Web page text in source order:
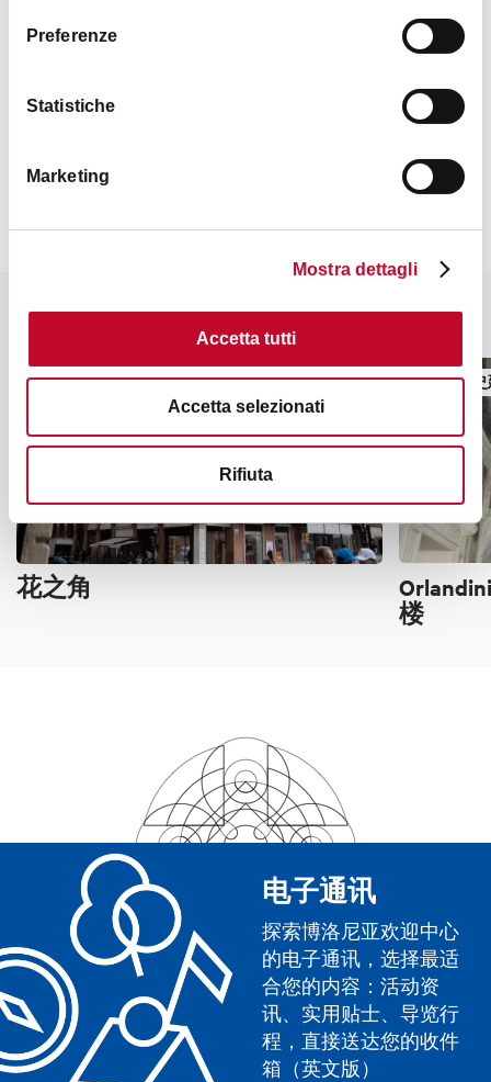
Preferenze
Statistiche
Marketing
Mostra dettagli
Accetta tutti
Accetta selezionati
Rifiuta
联系方式
你也许会对这些感兴趣
塔、历史建筑
花之角
塔、历
楼
电子通讯
探索博洛尼亚欢迎中心
的电子通讯，选择最适
合您的内容：活动资
讯、实用贴士、导览行
程，直接送达您的收件
箱（英文版）